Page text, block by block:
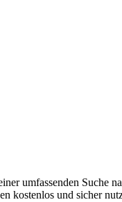
umfassenden Suche
kostenlos und sicher